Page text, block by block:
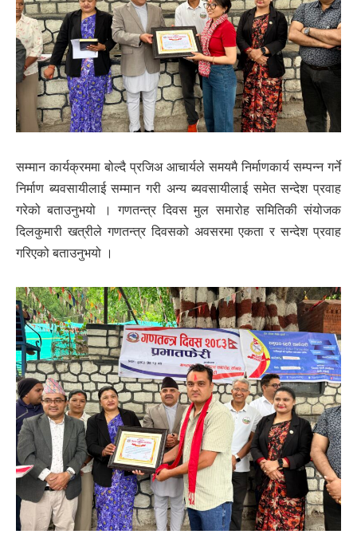
सम्मान कार्यक्रममा बोल्दै प्रजिअ आचार्यले समयमै निर्माणकार्य सम्पन्न गर्ने
निर्माण ब्यवसायीलाई सम्मान गरी अन्य ब्यवसायीलाई समेत सन्देश प्रवाह
गरेको बताउनुभयो । गणतन्त्र दिवस मुल समारोह समितिकी संयोजक
दिलकुमारी खत्रीले गणतन्त्र दिवसको अवसरमा एकता र सन्देश प्रवाह
गरिएको बताउनुभयो ।